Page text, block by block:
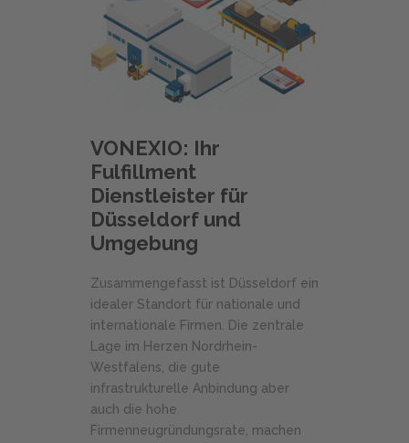
VONEXIO: Ihr
Fulfillment
Dienstleister für
Düsseldorf und
Umgebung
Zusammengefasst ist Düsseldorf ein
idealer Standort für nationale und
internationale Firmen. Die zentrale
Lage im Herzen Nordrhein-
Westfalens, die gute
infrastrukturelle Anbindung aber
auch die hohe
Firmenneugründungsrate, machen